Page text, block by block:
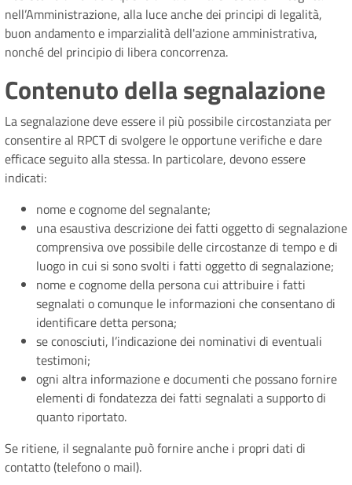
nell’Amministrazione, alla luce anche dei principi di legalità,
buon andamento e imparzialità dell'azione amministrativa,
nonché del principio di libera concorrenza.
Contenuto della segnalazione
La segnalazione deve essere il più possibile circostanziata per
consentire al RPCT di svolgere le opportune verifiche e dare
efficace seguito alla stessa. In particolare, devono essere
indicati:
nome e cognome del segnalante;
una esaustiva descrizione dei fatti oggetto di segnalazione
comprensiva ove possibile delle circostanze di tempo e di
luogo in cui si sono svolti i fatti oggetto di segnalazione;
nome e cognome della persona cui attribuire i fatti
segnalati o comunque le informazioni che consentano di
identificare detta persona;
se conosciuti, l’indicazione dei nominativi di eventuali
testimoni;
ogni altra informazione e documenti che possano fornire
elementi di fondatezza dei fatti segnalati a supporto di
quanto riportato.
Se ritiene, il segnalante può fornire anche i propri dati di
contatto (telefono o mail).